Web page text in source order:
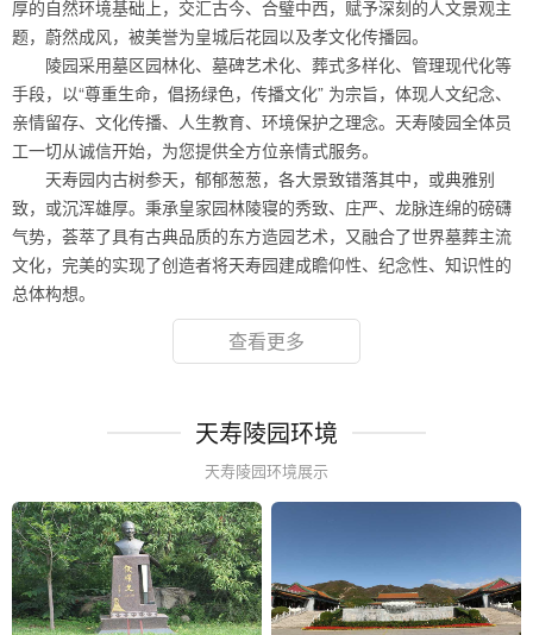
厚的自然环境基础上，交汇古今、合璧中西，赋予深刻的人文景观主
题，蔚然成风，被美誉为皇城后花园以及孝文化传播园。
陵园采用墓区园林化、墓碑艺术化、葬式多样化、管理现代化等
手段，以“尊重生命，倡扬绿色，传播文化” 为宗旨，体现人文纪念、
亲情留存、文化传播、人生教育、环境保护之理念。天寿陵园全体员
工一切从诚信开始，为您提供全方位亲情式服务。
天寿园内古树参天，郁郁葱葱，各大景致错落其中，或典雅别
致，或沉浑雄厚。秉承皇家园林陵寝的秀致、庄严、龙脉连绵的磅礴
气势，荟萃了具有古典品质的东方造园艺术，又融合了世界墓葬主流
文化，完美的实现了创造者将天寿园建成瞻仰性、纪念性、知识性的
总体构想。
查看更多
天寿陵园环境
天寿陵园环境展示